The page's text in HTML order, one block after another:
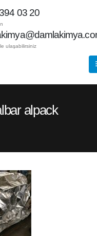
03 20
ulaşabilirsiniz
alpack